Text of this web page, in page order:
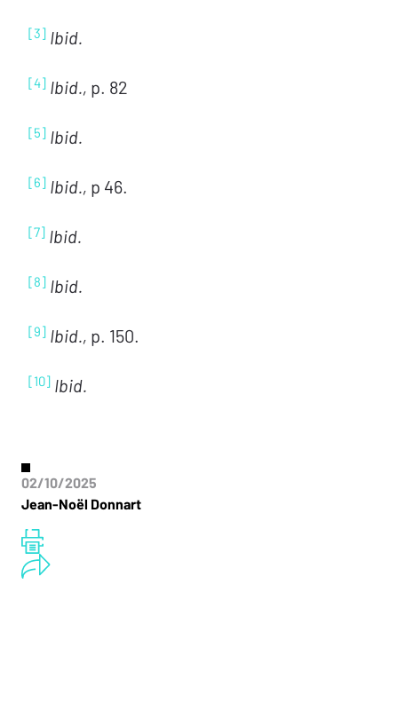
02/10/2025
Jean-Noël Donnart
[3] Ibid.
[4] Ibid., p. 82
[5] Ibid.
[6] Ibid., p 46.
[7] Ibid.
[8] Ibid.
[9] Ibid., p. 150.
[10] Ibid.